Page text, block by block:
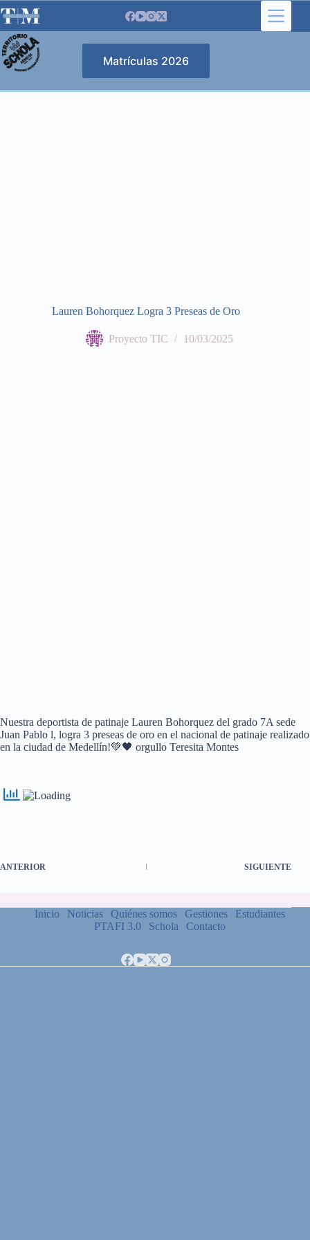
al
contenido
Matrículas 2026
Lauren Bohorquez Logra 3 Preseas de Oro
Proyecto TIC 10/03/2025
Nuestra deportista de patinaje Lauren Bohorquez del grado 7A sede
Juan Pablo l, logra 3 preseas de oro en el nacional de patinaje realizado
en la ciudad de Medellín!💚🖤 orgullo Teresita Montes
ANTERIOR SIGUIENTE
Inicio Noticias Quiénes somos Gestiones
Estudiantes
PTAFI 3.0
Schola Contacto